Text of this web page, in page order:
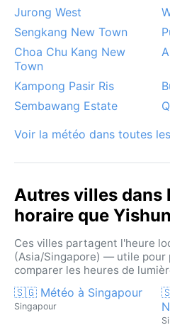
Jurong West
Sengkang New Town
Choa Chu Kang New
Town
Kampong Pasir Ris
Sembawang Estate
Voir la météo dans toutes
Autres villes dans
horaire que
Ces villes partagent l'heure
(Asia/Singapore) — utile pour
comparer les heures de
🇸🇬 Météo à Singapour
Singapour